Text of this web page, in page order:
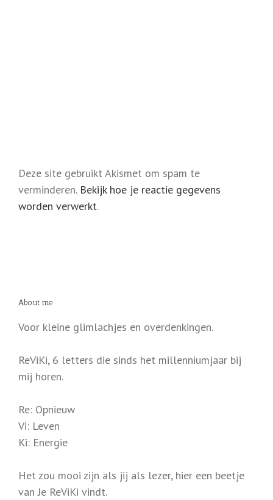
Deze site gebruikt Akismet om spam te
verminderen. Bekijk hoe je reactie gegevens
worden verwerkt.
About me
Voor kleine glimlachjes en overdenkingen.
ReViKi, 6 letters die sinds het millenniumjaar bij
mij horen.
Re: Opnieuw
Vi: Leven
Ki: Energie
Het zou mooi zijn als jij als lezer, hier een beetje
van Je ReViKi vindt.